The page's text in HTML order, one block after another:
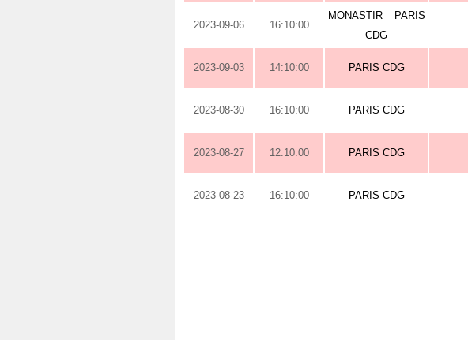
2023-09-06 16:10:00
MONASTIR _ PARIS
CDG
2023-09-03 14:10:00 PARIS CDG
2023-08-30 16:10:00 PARIS CDG
2023-08-27 12:10:00 PARIS CDG
2023-08-23 16:10:00 PARIS CDG